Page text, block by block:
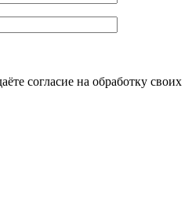
согласие на обработку своих